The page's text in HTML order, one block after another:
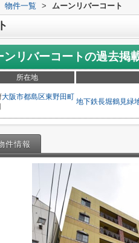
物件一覧 > ムーンリバーコート
ンリバーコートの過去掲
所在地
大阪市都島区東野田町
地下鉄長堀鶴見緑
件情報